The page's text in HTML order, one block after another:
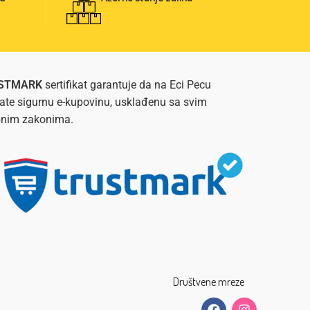
sertifikat garantuje da na Eci Pecu
sigurnu e-kupovinu, usklađenu sa svim
zakonima.
Društvene mreze